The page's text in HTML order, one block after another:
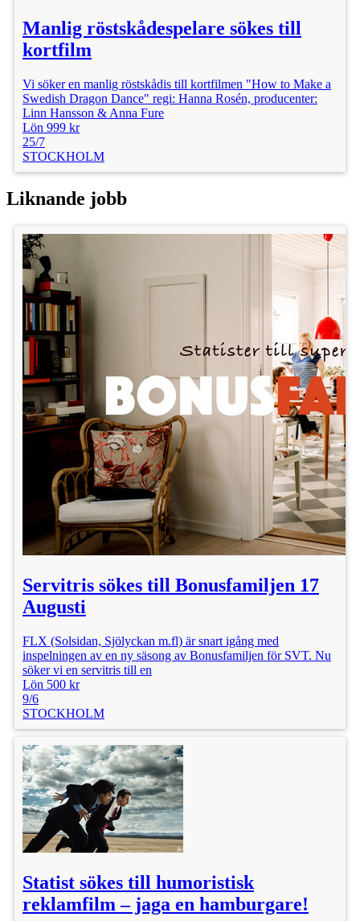
Manlig röstskådespelare sökes till
kortfilm
Vi söker en manlig röstskådis till kortfilmen "How to Make a
Swedish Dragon Dance" regi: Hanna Rosén, producenter:
Linn Hansson & Anna Fure
Lön 999 kr
25/7
STOCKHOLM
Liknande jobb
Servitris sökes till Bonusfamiljen 17
Augusti
FLX (Solsidan, Sjölyckan m.fl) är snart igång med
inspelningen av en ny säsong av Bonusfamiljen för SVT. Nu
söker vi en servitris till en
Lön 500 kr
9/6
STOCKHOLM
Statist sökes till humoristisk
reklamfilm – jaga en hamburgare!